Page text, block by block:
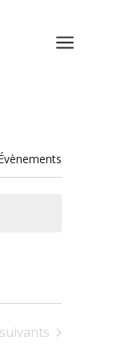
a
Évènements
suivants